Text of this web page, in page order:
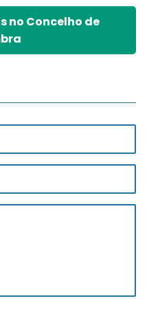
no Concelho de